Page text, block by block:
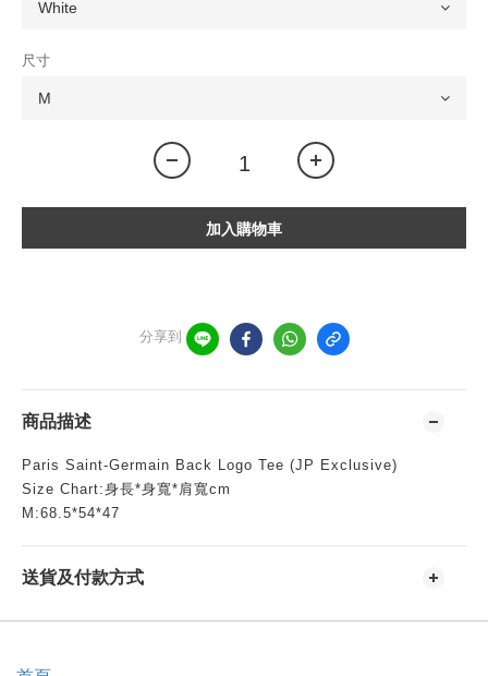
尺寸
加入購物車
分享到
商品描述
Paris Saint-Germain Back Logo Tee (JP Exclusive)
Size Chart:身長*身寬*肩寬cm
M:68.5*54*47
送貨及付款方式